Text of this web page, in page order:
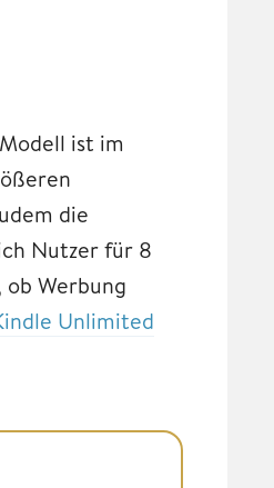
ist im
die
Nutzer für 8
Werbung
Unlimited